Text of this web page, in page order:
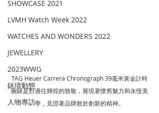
SHOWCASE 2021
LVMH Watch Week 2022
WATCHES AND WONDERS 2022
JEWELLERY
2023WWG
錶壇動態
人物專訪
TAG Heuer Carrera Chronograph 39毫米黃金計時
腕錶是對過往輝煌的致敬，展現著懷舊魅力和永恆美
學，見證著品牌敢於創新的精神。